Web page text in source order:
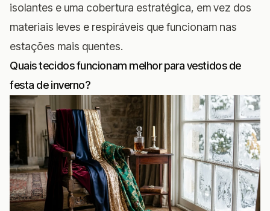
isolantes e uma cobertura estratégica, em vez dos
materiais leves e respiráveis que funcionam nas
estações mais quentes.
Quais tecidos funcionam melhor para vestidos de
festa de inverno?